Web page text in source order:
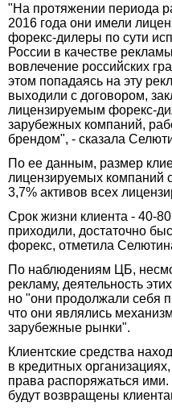
"На протяжении периода
2016 года они имели
форекс-дилеры по сути
России в качестве
вовлечение российских
этом попадаясь на эту
выходили с договором,
лицензируемым форекс-
зарубежных компаний,
брендом", - сказала
По ее данным, размер
лицензируемых компаний
3,7% активов всех
Срок жизни клиента - 40-
приходили, достаточно
форекс, отметила
По наблюдениям ЦБ,
рекламу, деятельность
но "они продолжали себя
что они являлись
зарубежные рынки".
Клиентские средства
в кредитных
права распоряжаться
будут возвращены